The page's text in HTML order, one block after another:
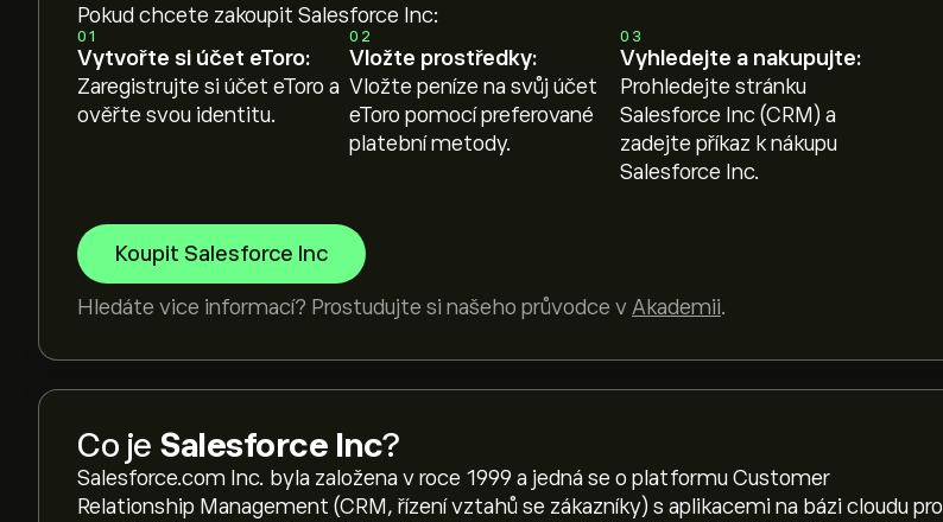
Pokud chcete zakoupit Salesforce Inc:
01
Vytvořte si účet eToro:
Zaregistrujte si účet eToro a
ověřte svou identitu.
02
Vložte prostředky:
Vložte peníze na svůj účet
eToro pomocí preferované
platební metody.
03
Vyhledejte a nakupujte:
Prohledejte stránku
Salesforce Inc (CRM) a
zadejte příkaz k nákupu
Salesforce Inc.
Koupit Salesforce Inc
Hledáte vice informací? Prostudujte si našeho průvodce v Akademii.
Co je Salesforce Inc?
Salesforce.com Inc. byla založena v roce 1999 a jedná se o platformu Customer
Relationship Management (CRM, řízení vztahů se zákazníky) s aplikacemi na bázi cloudu pro